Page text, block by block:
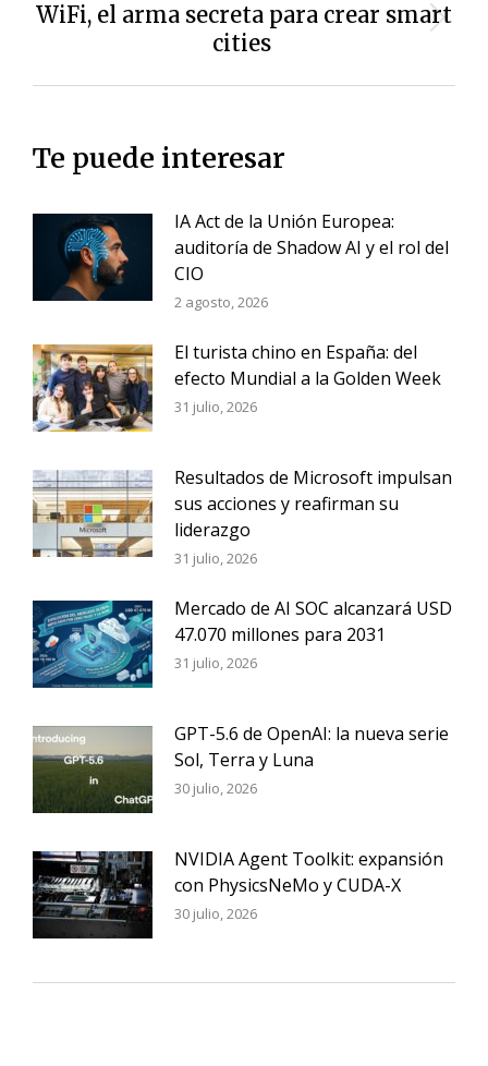
Siguiente
entrada:
WiFi, el arma secreta para crear smart
cities
Te puede interesar
IA Act de la Unión Europea:
auditoría de Shadow AI y el rol del
CIO
2 agosto, 2026
El turista chino en España: del
efecto Mundial a la Golden Week
31 julio, 2026
Resultados de Microsoft impulsan
sus acciones y reafirman su
liderazgo
31 julio, 2026
Mercado de AI SOC alcanzará USD
47.070 millones para 2031
31 julio, 2026
GPT-5.6 de OpenAI: la nueva serie
Sol, Terra y Luna
30 julio, 2026
NVIDIA Agent Toolkit: expansión
con PhysicsNeMo y CUDA-X
30 julio, 2026